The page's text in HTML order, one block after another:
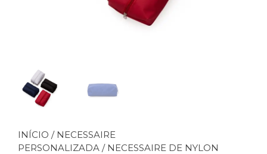
INÍCIO / NECESSAIRE
PERSONALIZADA / NECESSAIRE DE NYLON